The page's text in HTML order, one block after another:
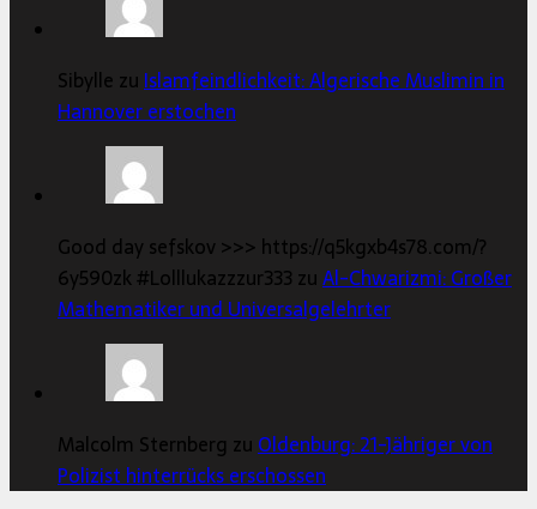
Sibylle zu Islamfeindlichkeit: Algerische Muslimin in
Hannover erstochen
Good day sefskov >>> https://q5kgxb4s78.com/?
6y590zk #Lolllukazzzur333 zuAl-Chwarizmi: Großer
Mathematiker und Universalgelehrter
Malcolm Sternberg zu Oldenburg: 21-Jähriger von
Polizist hinterrücks erschossen